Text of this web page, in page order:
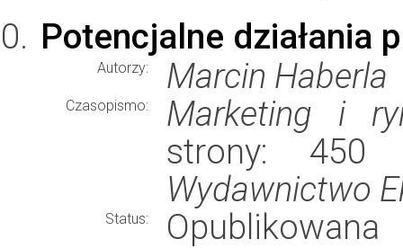
Potencjalne działania
Autorzy: Marcin Haberla
Czasopismo:
Marketing i
strony:
Wydawnictwo
Status:
Opublikowana